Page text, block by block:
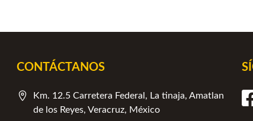
CONTÁCTANOS
Km. 12.5 Carretera Federal, La tinaja, Amatlan
de los Reyes, Veracruz, México